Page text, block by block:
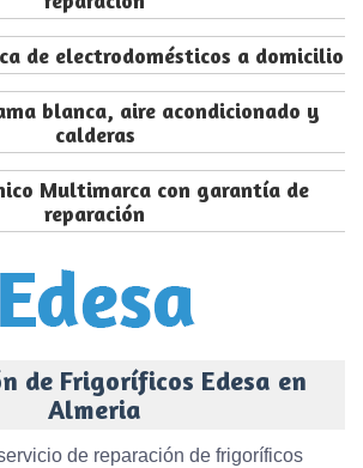
de electrodomésticos a domicilio
blanca, aire acondicionado y
calderas
Multimarca con garantía de
reparación
de Frigoríficos Edesa en
Almeria
de reparación de frigoríficos